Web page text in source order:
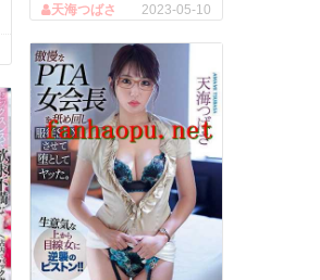
2023-05-10
天海つばさ